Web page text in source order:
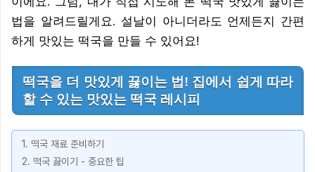
법을 알려드릴게요. 설날이 아니더라도 언제든지 간편
하게 맛있는 떡국을 만들 수 있어요!
떡국을 더 맛있게 끓이는 법! 집에서 쉽게 따라
할 수 있는 맛있는 떡국 레시피
1. 떡국 재료 준비하기
2. 떡국 끓이기 - 중요한 팁